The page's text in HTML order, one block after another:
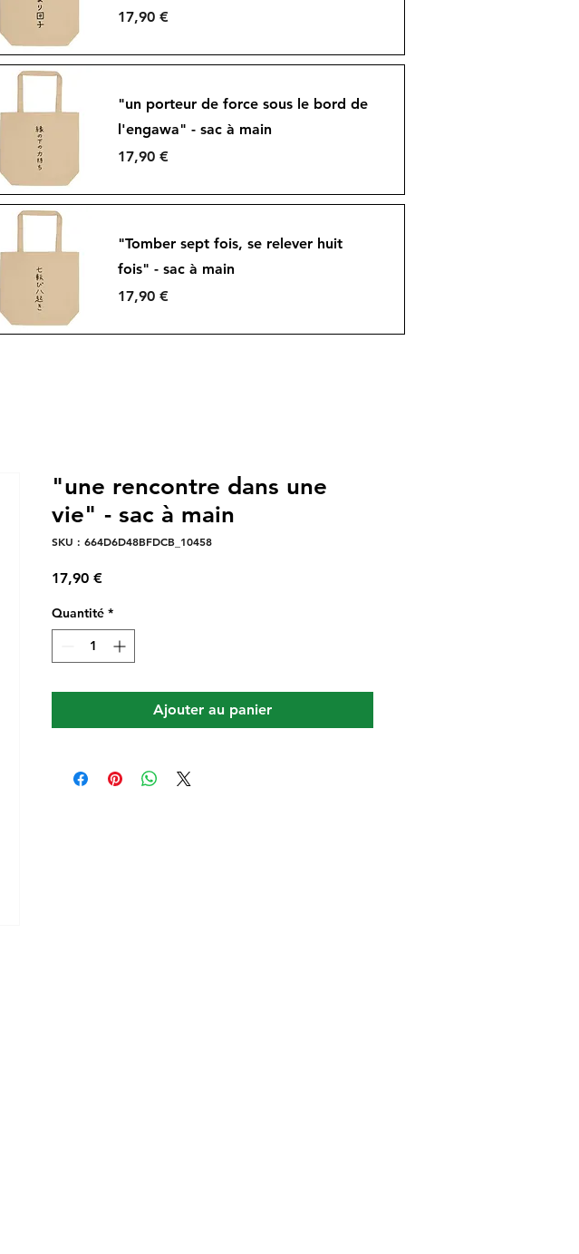
Aperçu rapide
Prix
17,90 €
Aperçu rapide
"un porteur de force sous le bord de
l'engawa" - sac à main
Prix
17,90 €
"Tomber sept fois, se relever huit
fois" - sac à main
Prix
17,90 €
"une rencontre dans une
vie" - sac à main
SKU : 664D6D48BFDCB_10458
17,90 €Prix
Quantité *
Ajouter au panier